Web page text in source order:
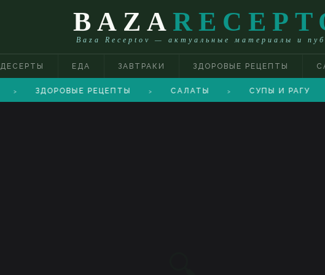
BAZA
Baza Receptov — актуальные материалы и
ДЕСЕРТЫ ЕДА ЗАВТРАКИ ЗДОРОВЫЕ РЕЦЕПТЫ
> ЗДОРОВЫЕ РЕЦЕПТЫ > САЛАТЫ > СУПЫ И РАГУ